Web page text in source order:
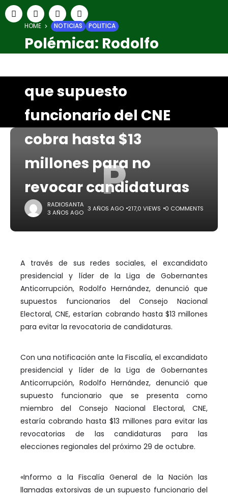
P
HOME NOTICIAS POLITICA
Polémica: Rodolfo
que supuesto
funcionario del CNE
cobra hasta $13
millones para no
revocar candidaturas
RADIOSANTA
3 AÑOS AGO 3 AÑOS AGO 217,0 VIEWS 0 COMMENTS
A través de sus redes sociales, el excandidato
presidencial y líder de la Liga de Gobernantes
Anticorrupción, Rodolfo Hernández, denunció que
supuestos funcionarios del Consejo Nacional
Electoral, CNE, estarían cobrando hasta $13 millones
para evitar la revocatoria de candidaturas.
Con una notificación ante la Fiscalía, el excandidato
presidencial y líder de la Liga de Gobernantes
Anticorrupción, Rodolfo Hernández, denunció que
supuesto funcionario que se presenta como
miembro del Consejo Nacional Electoral, CNE,
estaría cobrando hasta $13 millones para evitar las
revocatorias de las candidaturas para las
elecciones regionales del próximo 29 de octubre.
«Informo a la Fiscalía General de la Nación las
llamadas extorsivas de un supuesto funcionario del